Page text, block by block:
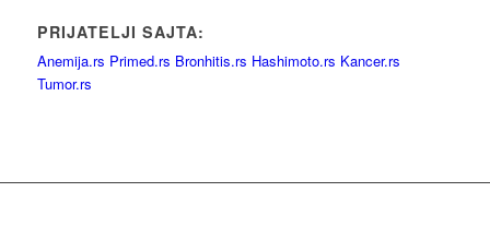
PRIJATELJI SAJTA:
Anemija.rs Primed.rs Bronhitis.rs Hashimoto.rs Kancer.rs
Tumor.rs